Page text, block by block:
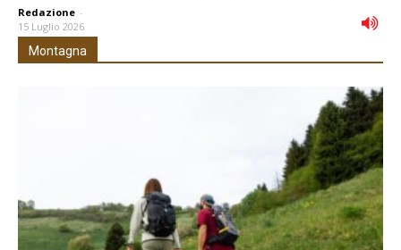
Redazione -
15 Luglio 2026
Montagna